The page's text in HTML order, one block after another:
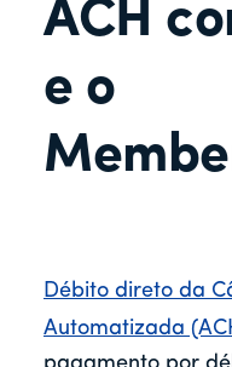
ACH
e o
Débito direto da
Automatizada